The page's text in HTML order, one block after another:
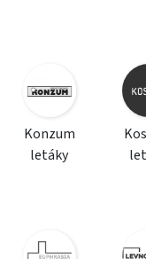
Konzum
letáky